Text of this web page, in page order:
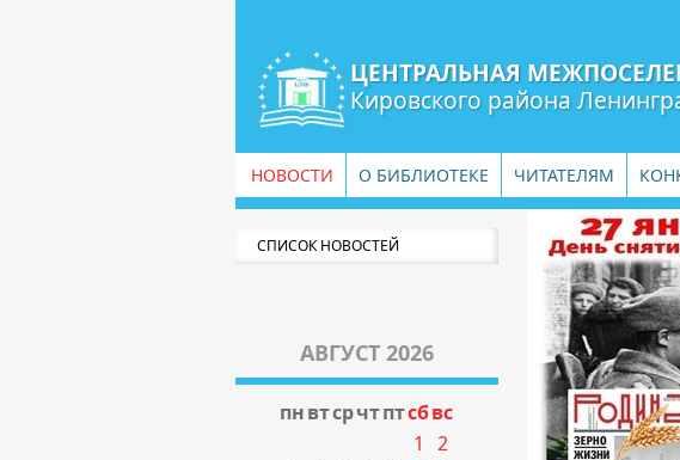
ЦЕНТРАЛЬНАЯ
Кировского района
НОВОСТИ О БИБЛИОТЕКЕ ЧИТАТЕЛЯМ
СПИСОК НОВОСТЕЙ
АВГУСТ 2026
пнвтсрчтптсбвс
1
2